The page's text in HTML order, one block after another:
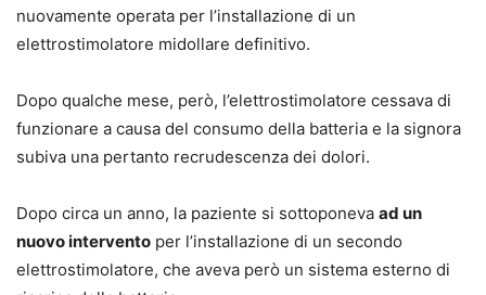
Analisi aggiornata alla Tabella Unica Nazionale
introdotta dal d.P.R. n. 12/2025 per il risarcimento
Approfondimento sul decreto attuativo della
Legge Gelli-Bianco in materia di requisiti minimi
delle polizze assicurative per strutture sanitarie
Trattazione completa delle principali questioni
della malpractice medica: consenso informato,
nesso causale, perdita di chance, danni
nuovamente operata per l’installazione di un
elettrostimolatore midollare definitivo.
Dopo qualche mese, però, l’elettrostimolatore cessava di
funzionare a causa del consumo della batteria e la signora
subiva una pertanto recrudescenza dei dolori.
Dopo circa un anno, la paziente si sottoponeva ad un
nuovo intervento per l’installazione di un secondo
elettrostimolatore, che aveva però un sistema esterno di